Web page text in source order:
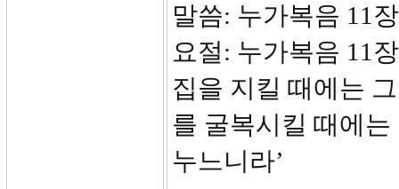
말씀: 누가복음 11
요절: 누가복음 11
집을 지킬 때에는
를 굴복시킬 때에
누느니라’